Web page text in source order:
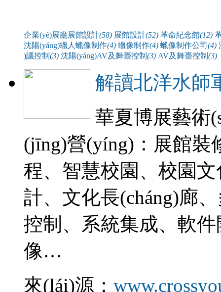
企業(yè)展廳展館設計(58) 展館設計(52) 革命紀念館(12)
沈陽(yáng)蠟人蠟像制作(4) 蠟像制作(4) 蠟像制作公司 (4)
)議控制 (3) 沈陽(yáng)AV及舞臺控制 (3) AV及舞臺控制 (3)
解讀北洋水師
華夏博展藝術
(jīng)營(yíng)：展館裝修
程、智慧校園、校園
計、文化長(cháng)廊
控制、系統集成、軟
像…
來(lái)源：